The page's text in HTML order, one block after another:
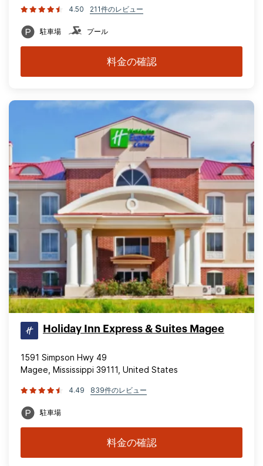
4.50 211件のレビュー
駐車場 プール
料金の確認
Holiday Inn Express & Suites Magee
1591 Simpson Hwy 49
Magee, Mississippi 39111, United States
4.49 839件のレビュー
駐車場
料金の確認